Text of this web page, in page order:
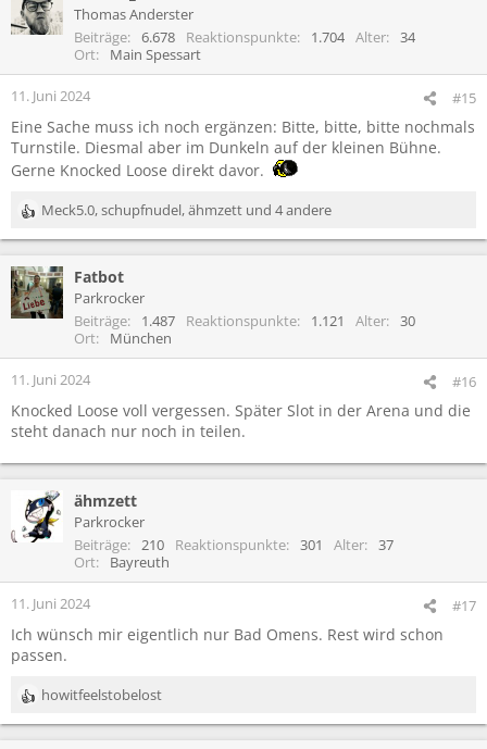
Thomas Anderster
Beiträge
6.678 Reaktionspunkte 1.704 Alter
34
Ort
Main Spessart
11. Juni 2024 #15
Eine Sache muss ich noch ergänzen: Bitte, bitte, bitte nochmals
Turnstile. Diesmal aber im Dunkeln auf der kleinen Bühne.
Gerne Knocked Loose direkt davor.
R
e
k
t
i
n
e
:
Meck5.0,schupfnudel,ähmzett und 4 andere
Fatbot
Parkrocker
Beiträge
1.487 Reaktionspunkte 1.121 Alter
30
Ort
München
11. Juni 2024 #16
Knocked Loose voll vergessen. Später Slot in der Arena und die
steht danach nur noch in teilen.
ähmzett
Parkrocker
Beiträge
210 Reaktionspunkte 301 Alter
37
Ort
Bayreuth
11. Juni 2024 #17
Ich wünsch mir eigentlich nur Bad Omens. Rest wird schon
passen.
R
e
howitfeelstobelost